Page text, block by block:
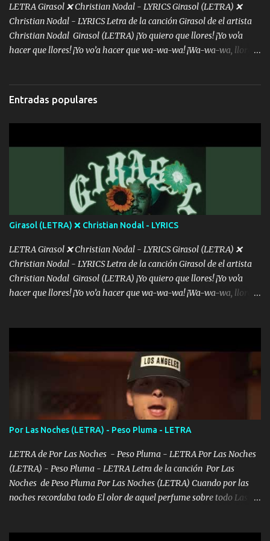
faranduleras Algunos me envidian eso no es de gangster seguimos
sien...
LETRA Girasol ❌ Christian Nodal - LYRICS Girasol (LETRA) ❌
Christian Nodal - LYRICS Letra de la canción Girasol de el artista
Christian Nodal Girasol (LETRA) ¡Yo quiero que llores! ¡Yo vo'a
hacer que llores! ¡Yo vo’a hacer que wa-wa-wa! ¡Wa-wa-wa, llores!
cada que intentas cantar Cada que intentas rapear, cada que
intentas rimar Pobre payaso que usa a todo el mundo pa' conectar
con la gente Dices "Latino Gang" pero pisas a to'a tu gente Pa’ dar
menos se prudente Hoy me sabe a mierda, traigo un Balvin en los
dientes Por falta de empatía le toca ser resiliente ¿Acaso eres
consciente de los followers que mueves? Parcerito, abre los ojos y
ve el poder que tienes Otro chiste malo son los nombres de tus
álbum's "José, vibras colores con la energía del diablo " ¿Si ...
Entradas populares
Girasol (LETRA) ❌ Christian Nodal - LYRICS
LETRA Girasol ❌ Christian Nodal - LYRICS Girasol (LETRA) ❌
Christian Nodal - LYRICS Letra de la canción Girasol de el artista
Christian Nodal Girasol (LETRA) ¡Yo quiero que llores! ¡Yo vo'a
hacer que llores! ¡Yo vo’a hacer que wa-wa-wa! ¡Wa-wa-wa, llores!
intentas rimar Pobre payaso que usa a todo el mundo pa' conectar
con la gente Dices "Latino Gang" pero pisas a to'a tu gente Pa’ dar
mensajes, m'ijo, hay quе ser coherentеs Si tú no eres artista, al
menos se prudente Hoy me sabe a mierda, traigo un Balvin en los
dientes Por falta de empatía le toca ser resiliente ¿Acaso eres
consciente de los followers que mueves? Parcerito, abre los ojos y
ve el poder que tienes Otro chiste malo son los nombres de tus
álbum's "José, vibras colores con la energía del diablo " ¿Si ...
Por Las Noches (LETRA) - Peso Pluma - LETRA
LETRA de Por Las Noches - Peso Pluma - LETRA Por Las Noches
(LETRA) - Peso Pluma - LETRA Letra de la canción Por Las
Noches de Peso Pluma Por Las Noches (LETRA) Cuando por las
noches recordaba todo El olor de aquel perfume sobre todo Las